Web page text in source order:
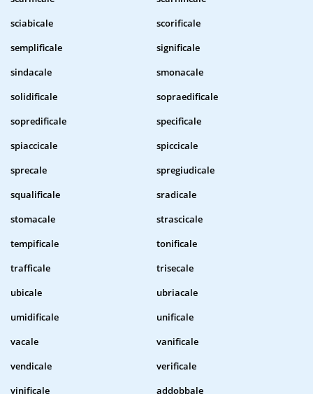
sciabicale
scorificale
semplificale
significale
sindacale
smonacale
solidificale
sopraedificale
sopredificale
specificale
spiaccicale
spiccicale
sprecale
spregiudicale
squalificale
sradicale
stomacale
strascicale
tempificale
tonificale
trafficale
trisecale
ubicale
ubriacale
umidificale
unificale
vacale
vanificale
vendicale
verificale
vinificale
addobbale